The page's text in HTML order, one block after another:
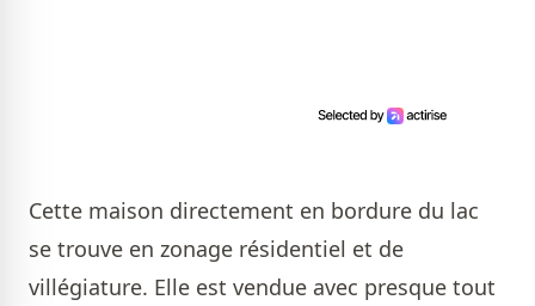
Cette maison directement en bordure du lac
se trouve en zonage résidentiel et de
villégiature. Elle est vendue avec presque tout